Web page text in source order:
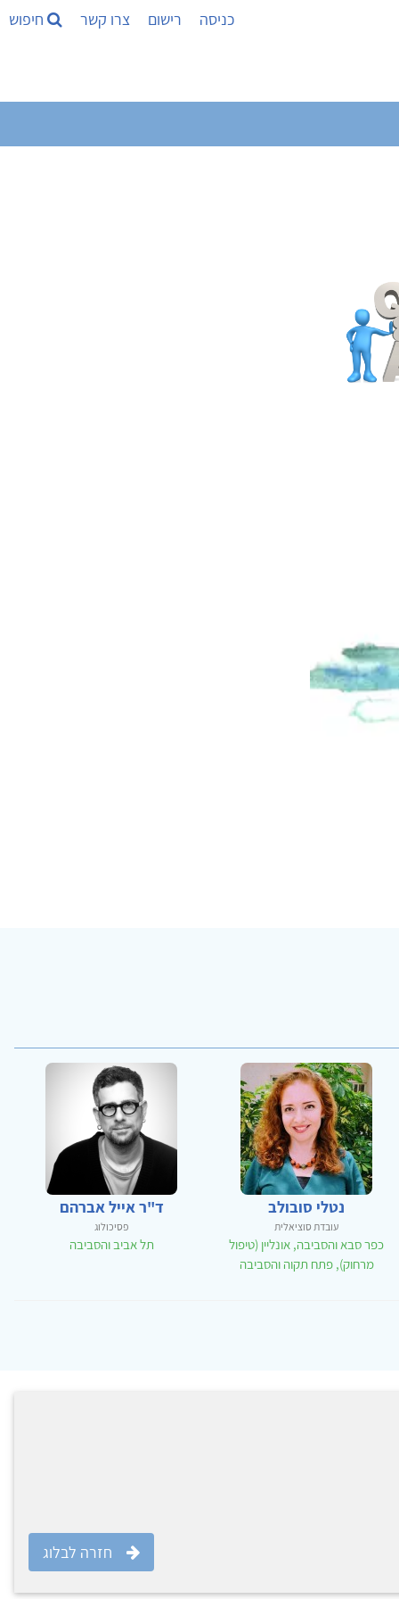
כניסה רישום צרו קשר חיפוש
נטלי סובולב
עובדת סוציאלית
כפר סבא והסביבה, אונליין (טיפול
מרחוק), פתח תקוה והסביבה
ד"ר אייל אברהם
פסיכולוג
תל אביב והסביבה
חזרה לבלוג